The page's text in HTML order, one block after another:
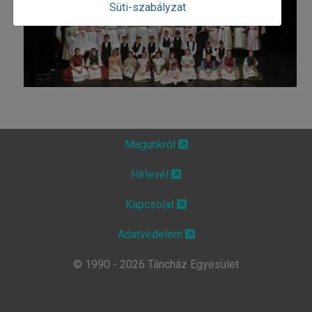
Süti-szabályzat
Magunkról
Hírlevél
Kapcsolat
Adatvédelem
© 1990 - 2026 Táncház Egyesület